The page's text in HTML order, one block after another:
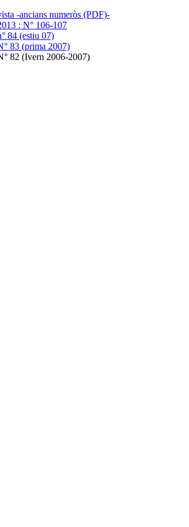
-ancians numeròs (PDF)-
: N° 106-107
84 (estiu 07)
83 (prima 2007)
82 (Ivern 2006-2007)